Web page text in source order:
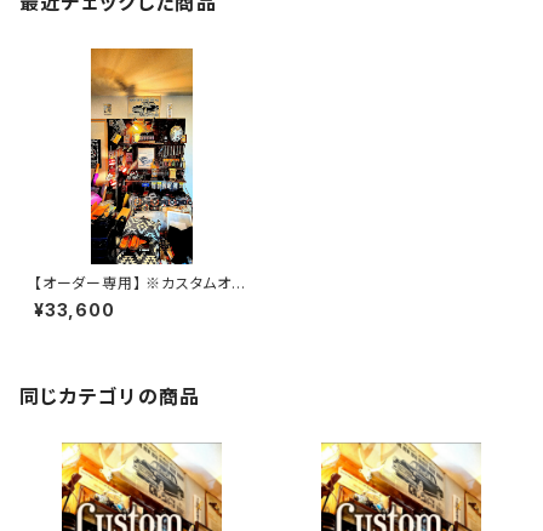
【オーダー専用】 ※カスタムオー
ダーSSWセット
¥33,600
同じカテゴリの商品